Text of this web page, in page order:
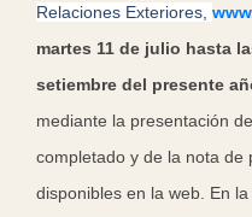
Relaciones Exteriores,
martes 11 de julio hasta
setiembre del presente
mediante la presentación
completado y de la nota de
disponibles en la web. En